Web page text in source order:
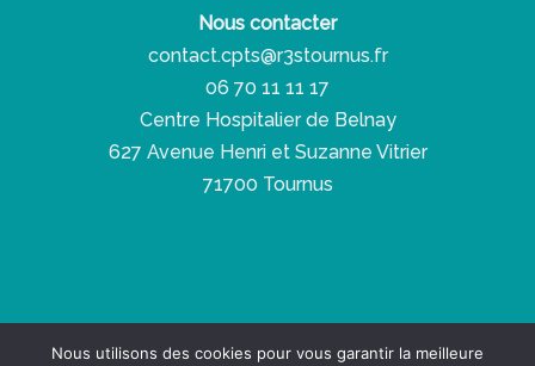
Nous contacter
contact.cpts@r3stournus.fr
06 70 11 11 17
Centre Hospitalier de Belnay
627 Avenue Henri et Suzanne Vitrier
71700 Tournus
Nous utilisons des cookies pour vous garantir la meilleure